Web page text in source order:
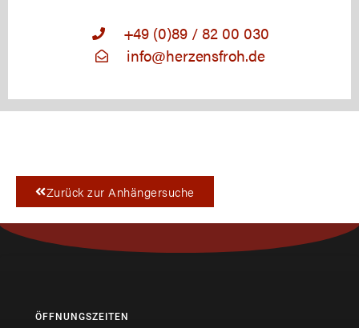
+49 (0)89 / 82 00 030
info@herzensfroh.de
Zurück zur Anhängersuche
ÖFFNUNGSZEITEN